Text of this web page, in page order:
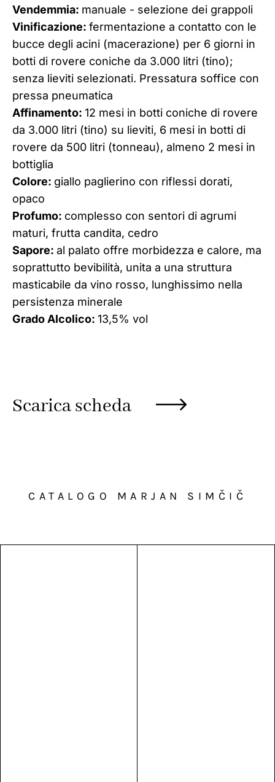
Vendemmia: manuale - selezione dei grappoli
Vinificazione: fermentazione a contatto con le
bucce degli acini (macerazione) per 6 giorni in
botti di rovere coniche da 3.000 litri (tino);
senza lieviti selezionati. Pressatura soffice con
pressa pneumatica
Affinamento: 12 mesi in botti coniche di rovere
da 3.000 litri (tino) su lieviti, 6 mesi in botti di
rovere da 500 litri (tonneau), almeno 2 mesi in
bottiglia
Colore: giallo paglierino con riflessi dorati,
opaco
Profumo: complesso con sentori di agrumi
maturi, frutta candita, cedro
Sapore: al palato offre morbidezza e calore, ma
soprattutto bevibilità, unita a una struttura
masticabile da vino rosso, lunghissimo nella
persistenza minerale
Grado Alcolico: 13,5% vol
Scarica scheda
CATALOGO MARJAN SIMČIČ